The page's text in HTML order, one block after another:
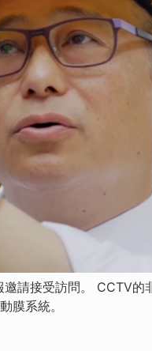
請接受訪問。 CCTV的
膜系統。